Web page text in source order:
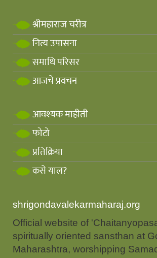
श्रीमहाराज चरीत्र
नित्य उपासना
समाधि परिसर
आजचे प्रवचन
आवश्यक माहीती
फोटो
प्रतिक्रिया
कसे याल?
shrigondavalekarmaharaj.org
Official website of
spiritually oriented sansthan at
Maharashtra, worshipping